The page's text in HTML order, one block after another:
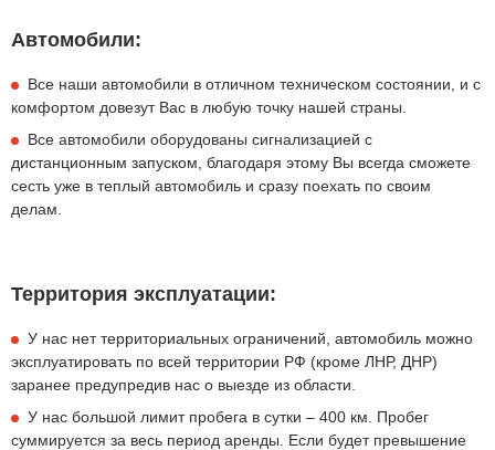
Автомобили:
Все наши автомобили в отличном техническом состоянии, и с
комфортом довезут Вас в любую точку нашей страны.
Все автомобили оборудованы сигнализацией с
дистанционным запуском, благодаря этому Вы всегда сможете
сесть уже в теплый автомобиль и сразу поехать по своим
делам.
Территория эксплуатации:
У нас нет территориальных ограничений, автомобиль можно
эксплуатировать по всей территории РФ (кроме ЛНР, ДНР)
заранее предупредив нас о выезде из области.
У нас большой лимит пробега в сутки – 400 км. Пробег
суммируется за весь период аренды. Если будет превышение